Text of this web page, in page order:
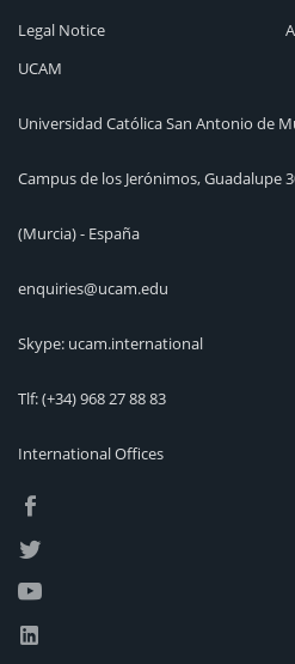
Legal Notice
UCAM
Universidad Católica San Antonio de
Campus de los Jerónimos, Guadalupe
(Murcia) - España
enquiries@ucam.edu
Skype: ucam.international
Tlf:(+34) 968 27 88 83
International Offices